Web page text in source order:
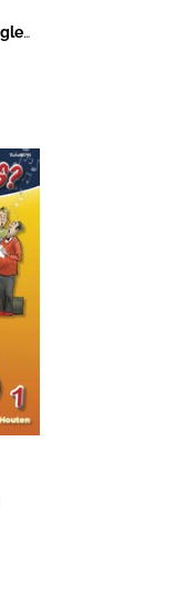
3 Een leven in 100 singletjes